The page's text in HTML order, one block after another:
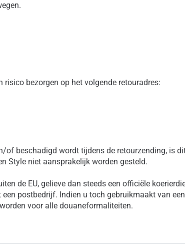
risico bezorgen op het volgende retouradres:
of beschadigd wordt tijdens de retourzending, is
Style niet aansprakelijk worden gesteld.
de EU, gelieve dan steeds een officiële
postbedrijf. Indien u toch gebruikmaakt van
voor alle douaneformaliteiten.